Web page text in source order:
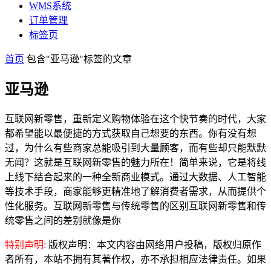
WMS系统
订单管理
标签页
首页 包含"亚马逊"标签的文章
亚马逊
互联网新零售，重新定义购物体验在这个快节奏的时代，大家
都希望能以最便捷的方式获取自己想要的东西。你有没有想
过，为什么有些商家总能吸引到大量顾客，而有些却只能默默
无闻？这就是互联网新零售的魅力所在！简单来说，它是将线
上线下结合起来的一种全新商业模式。通过大数据、人工智能
等技术手段，商家能够更精准地了解消费者需求，从而提供个
性化服务。互联网新零售与传统零售的区别互联网新零售和传
统零售之间的差别就像是你
特别声明: 版权声明：本文内容由网络用户投稿，版权归原作
者所有，本站不拥有其著作权，亦不承担相应法律责任。如果